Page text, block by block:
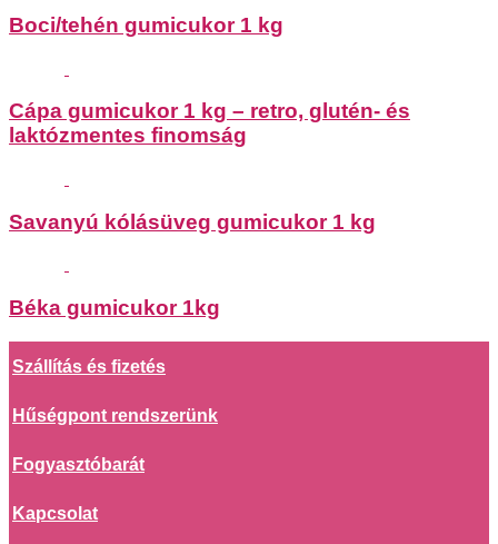
Boci/tehén gumicukor 1 kg
Cápa gumicukor 1 kg – retro, glutén- és
laktózmentes finomság
Savanyú kólásüveg gumicukor 1 kg
Béka gumicukor 1kg
Szállítás és fizetés
Hűségpont rendszerünk
Fogyasztóbarát
Kapcsolat